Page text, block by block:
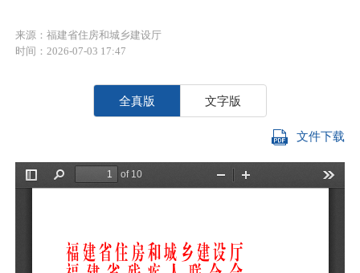
来源：福建省住房和城乡建设厅
时间：2026-07-03 17:47
全真版 文字版
文件下载